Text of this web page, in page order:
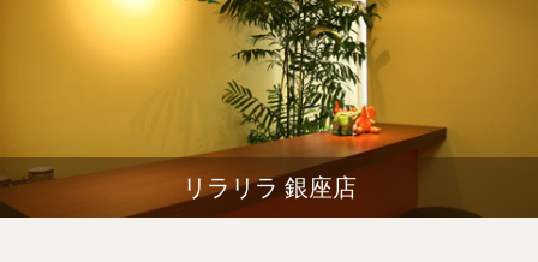
リラリラ 銀座店